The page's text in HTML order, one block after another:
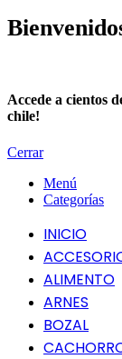
Accede a cientos
chile!
Cerrar
Menú
Categorías
INICIO
ALIMENTO
ARNES
BOZAL